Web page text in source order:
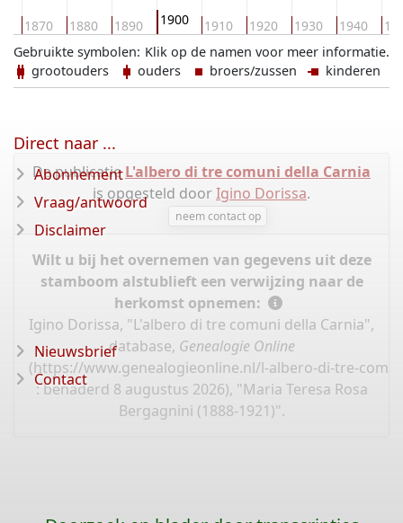
1870 1880 1890 1900 1910 1920 1930 1940
Klik op de namen voor meer informatie.
Gebruikte symbolen:
grootouders
ouders broers/zussen kinderen
De publicatieL'albero di tre comuni della Carnia
is opgesteld doorIgino Dorissa.
neem contact op
Wilt u bij het overnemen van gegevens uit deze
stamboom alstublieft een verwijzing naar de
herkomst opnemen:
Igino Dorissa, "L'albero di tre comuni della Carnia",
database, Genealogie Online
(https://www.genealogieonline.nl/l-albero-di-tre-
: benaderd 8 augustus 2026), "Maria Teresa Rosa
Bergagnini (1888-1921)".
Direct naar ...
Abonnement
Vraag/antwoord
Disclaimer
Nieuwsbrief
Contact